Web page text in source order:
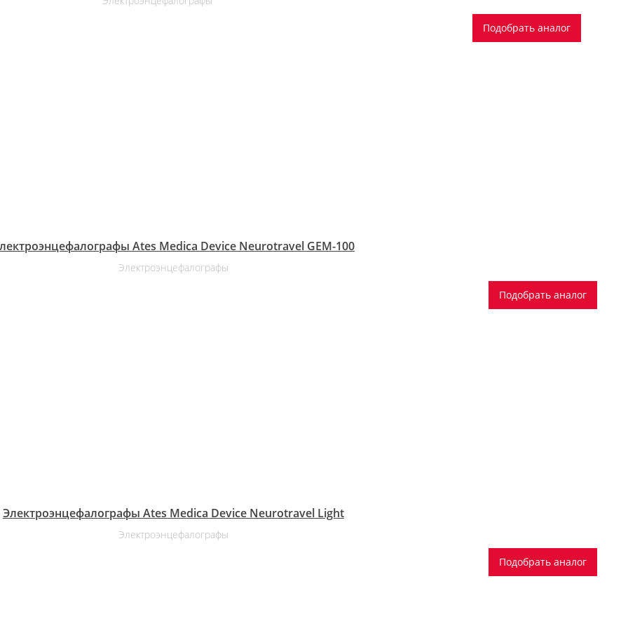
Подобрать аналог
Ates Medica Device Neurotravel GEM-100
Электроэнцефалографы
Подобрать аналог
Электроэнцефалографы Ates Medica Device Neurotravel Light
Электроэнцефалографы
Подобрать аналог